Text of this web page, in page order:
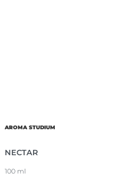
AROMA STUDIUM
NECTAR
100 ml